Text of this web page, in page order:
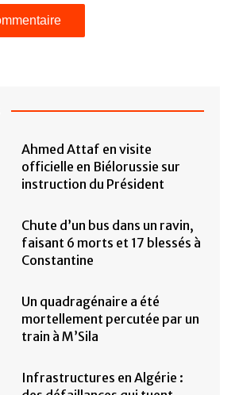
Ahmed Attaf en visite
officielle en Biélorussie sur
instruction du Président
Chute d’un bus dans un ravin,
faisant 6 morts et 17 blessés à
Constantine
Un quadragénaire a été
mortellement percutée par un
train à M’Sila
Infrastructures en Algérie :